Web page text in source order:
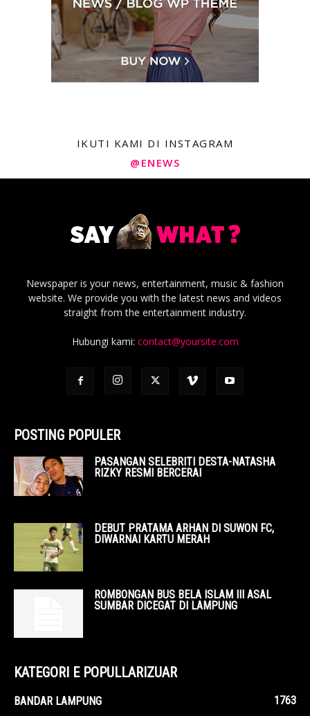
IKUTI KAMI DI INSTAGRAM
@ENEWS
Newspaper is your news, entertainment, music & fashion
website. We provide you with the latest news and videos
straight from the entertainment industry.
Hubungi kami: contact@yoursite.com
POSTING POPULER
PASANGAN SELEBRITI DESTA-NATASHA
RIZKY RESMI BERCERAI
DEBUT PRATAMA ARHAN DI SUWON FC,
DIWARNAI KARTU MERAH
ROMBONGAN BUS BELA ISLAM III ASAL
SUMBAR DICEGAT DI LAMPUNG
KATEGORI E POPULLARIZUAR
BANDAR LAMPUNG
1763